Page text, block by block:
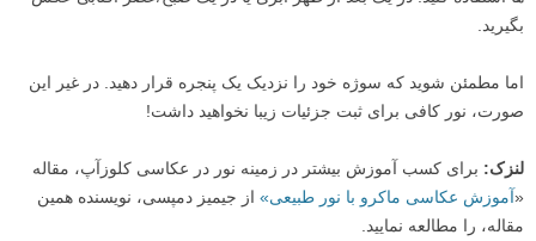
بگیرید.
اما مطمئن شوید که سوژه خود را نزدیک یک پنجره قرار دهید. در غیر این
صورت، نور کافی برای ثبت جزئیات زیبا نخواهید داشت!
لنزک: برای کسب آموزش بیشتر در زمینه نور در عکاسی کلوزآپ، مقاله
«آموزش عکاسی ماکرو با نور طبیعی» از جیمیز دمپسی، نویسنده همین
مقاله، را مطالعه نمایید.